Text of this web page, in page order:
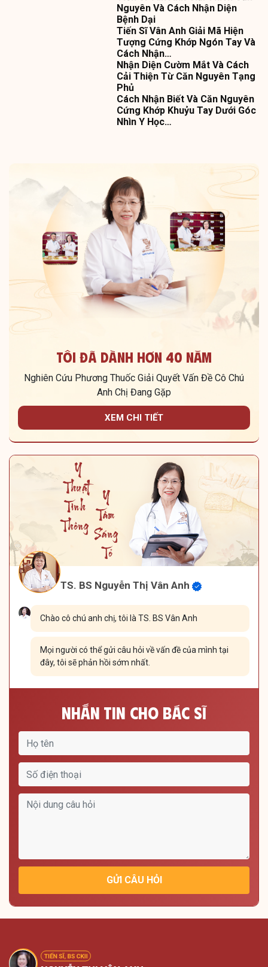
Nguyên Và Cách Nhận Diện
Bệnh Dại
Tiến Sĩ Vân Anh Giải Mã Hiện
Tượng Cứng Khớp Ngón Tay Và
Cách Nhận…
Nhận Diện Cườm Mắt Và Cách
Cải Thiện Từ Căn Nguyên Tạng
Phủ
Cách Nhận Biết Và Căn Nguyên
Cứng Khớp Khuỷu Tay Dưới Góc
Nhìn Y Học…
Tôi Đã Dành Hơn 40 Năm
Nghiên Cứu Phương Thuốc Giải Quyết Vấn Đề Cô Chú
Anh Chị Đang Gặp
XEM CHI TIẾT
TS. BS Nguyễn Thị Vân Anh
Chào cô chú anh chị, tôi là TS. BS Vân Anh
Mọi người có thể gửi câu hỏi về vấn đề của mình tại
đây, tôi sẽ phản hồi sớm nhất.
Nhắn Tin Cho Bác Sĩ
GỬI CÂU HỎI